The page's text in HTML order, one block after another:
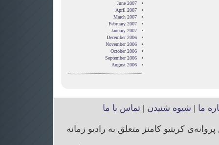
June 2007
April 2007
March 2007
February 2007
January 2007
December 2006
November 2006
October 2006
September 2006
August 2006
ما | شیوه شنیدن |تماس با ما
کریتیو کامنز متعلق به رادیو زمانه